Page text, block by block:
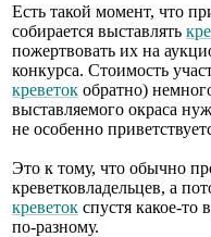
Есть такой момент, что
собирается выставлять
пожертвовать их на
конкурса. Стоимость
креветок обратно)
выставляемого окраса
не особенно
Это к тому, что обычно
креветковладельцев, а
креветок спустя какое-то
по-разному.